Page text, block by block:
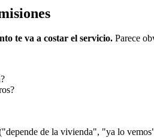
te va a costar el servicio. Parece
de la vivienda", "ya lo